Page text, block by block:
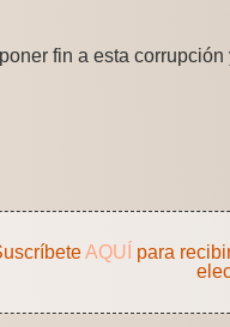
fin a esta corrupción
AQUÍ para